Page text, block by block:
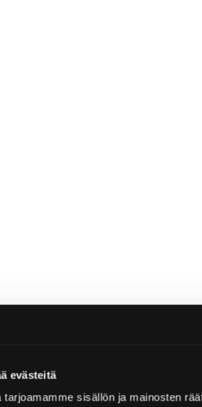
evästeitä
tarjoamamme sisällön ja mainosten